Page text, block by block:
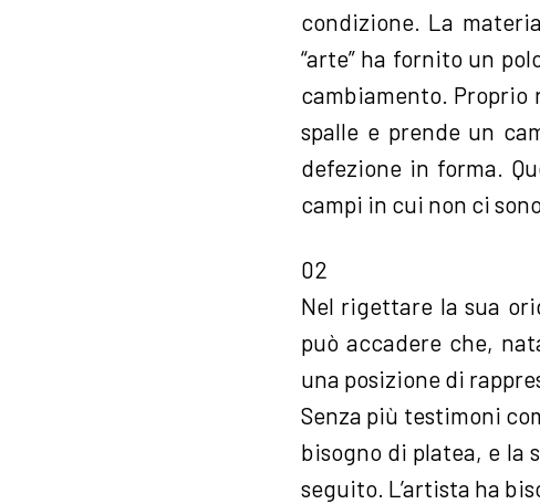
condizione. La
“arte” ha fornito un
cambiamento. Proprio
spalle e prende un
defezione in forma.
campi in cui non ci
02
Nel rigettare la sua
può accadere che,
una posizione di
Senza più testimoni
bisogno di platea, e la
seguito. L’artista ha